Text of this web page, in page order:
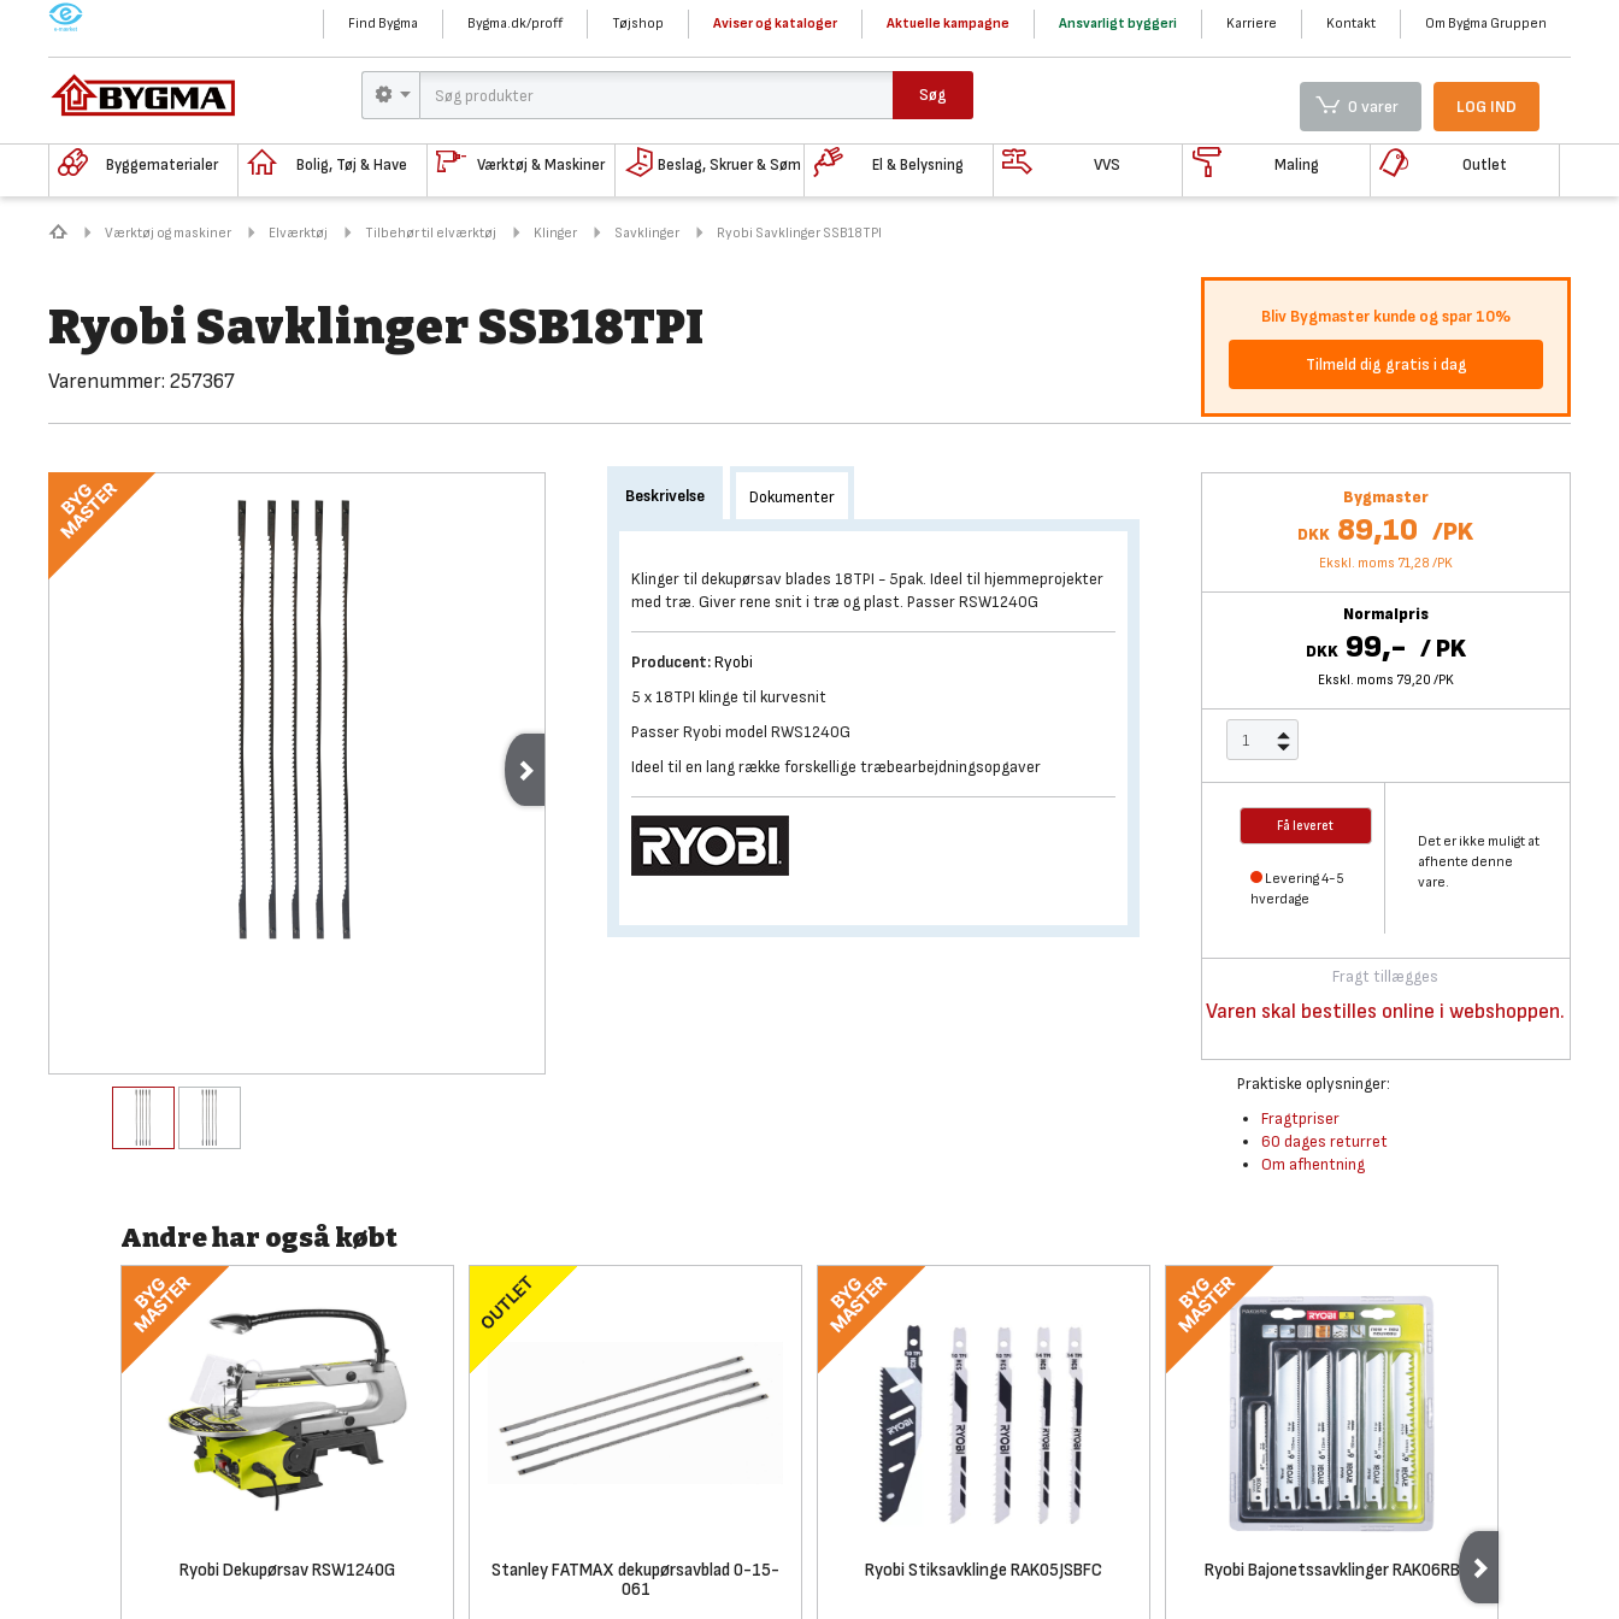
M Find Bygma Bygma.dk/proff Tøjshop Aviser og kataloger Aktuelle kampagne Ansvarligt byggeri Karriere Kontakt Om Bygma Gruppen
Søg
0 varer LOG IND
Byggematerialer Bolig, Tøj & Have Værktøj & Maskiner Beslag, Skruer & Søm El & Belysning VVS Maling Outlet
Værktøj og maskiner Elværktøj Tilbehør til elværktøj Klinger Savklinger Ryobi Savklinger SSB18TPI
Ryobi Savklinger SSB18TPI
Varenummer: 257367
Bliv Bygmaster kunde og spar 10%
Tilmeld dig gratis i dag
Bygmaster
DKK 89,10 /PK
Ekskl. moms 71,28 /PK
Normalpris
DKK 99,- /PK
Ekskl. moms 79,20 /PK
Få leveret
Levering 4-5
hverdage
Det er ikke muligt at
afhente denne
vare.
Fragt tillægges
Varen skal bestilles online i webshoppen.
Praktiske oplysninger:
Fragtpriser
60 dages returret
Om afhentning
Beskrivelse Dokumenter
Klinger til dekupørsav blades 18TPI - 5pak. Ideel til hjemmeprojekter
med træ. Giver rene snit i træ og plast. Passer RSW1240G
Producent:Ryobi
5 x 18TPI klinge til kurvesnit
Passer Ryobi model RWS1240G
Ideel til en lang række forskellige træbearbejdningsopgaver
Andre har også købt
Ryobi Dekupørsav RSW1240G
Stanley FATMAX dekupørsavblad 0-15-
061
Ryobi Stiksavklinge RAK05JSBFC Ryobi Bajonetssavklinger RAK06RB